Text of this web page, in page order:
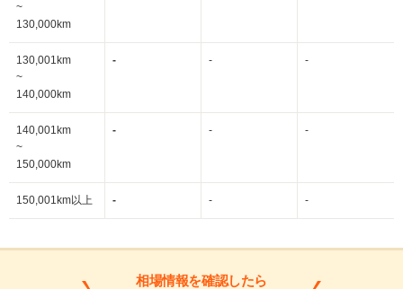
~
130,000km
130,001km
~
140,000km
- - -
140,001km
~
150,000km
- - -
150,001km以上 - - -
相場情報を確認したら